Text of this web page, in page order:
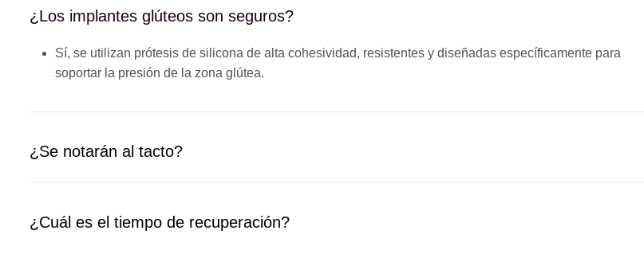
¿Los implantes glúteos son seguros?
Sí, se utilizan prótesis de silicona de alta cohesividad, resistentes y diseñadas específicamente para
soportar la presión de la zona glútea.
¿Se notarán al tacto?
¿Cuál es el tiempo de recuperación?